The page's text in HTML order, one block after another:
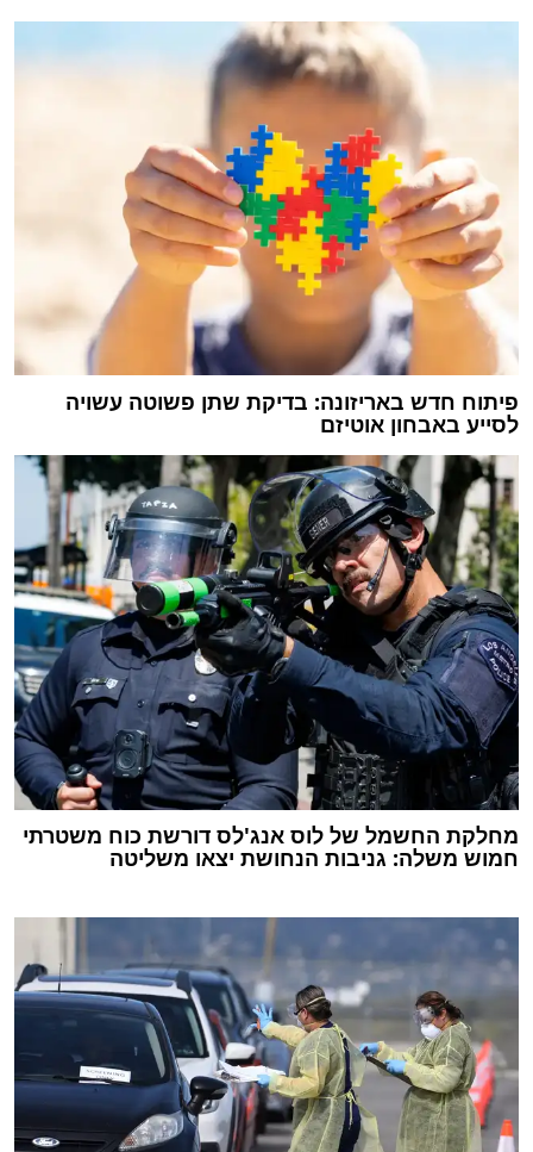
פיתוח חדש באריזונה: בדיקת שתן פשוטה עשויה
לסייע באבחון אוטיזם
מחלקת החשמל של לוס אנג'לס דורשת כוח משטרתי
חמוש משלה: גניבות הנחושת יצאו משליטה